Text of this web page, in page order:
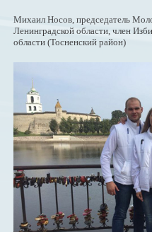
Михаил Носов, председатель
Ленинградской области, член
области (Тосненский район)